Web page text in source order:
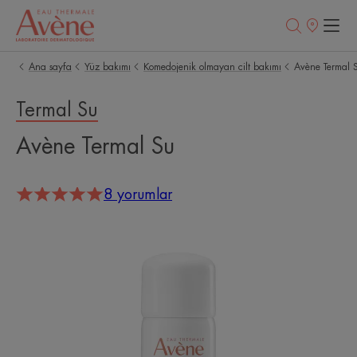
Satış
Ana sayfa Yüz bakımı Komedojenik olmayan cilt bakımı Avène Termal
Termal Su
Avène Termal Su
8 yorumlar